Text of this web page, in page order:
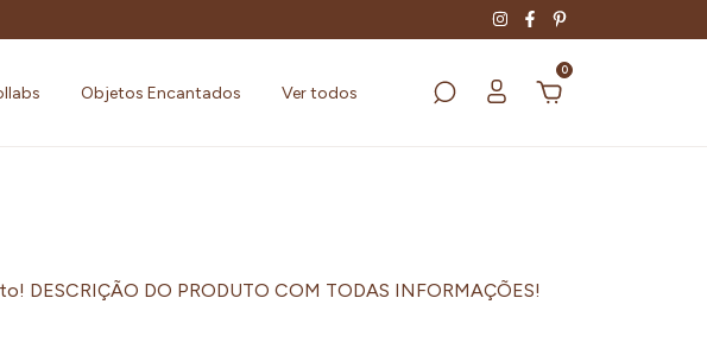
Objetos Encantados Ver todos
0
DESCRIÇÃO DO PRODUTO COM TODAS INFORMAÇÕES!